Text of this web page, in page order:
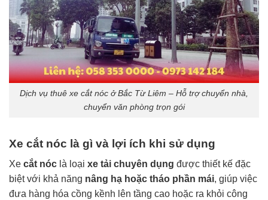
Dịch vụ thuê xe cắt nóc ở Bắc Từ Liêm – Hỗ trợ chuyển nhà,
chuyển văn phòng trọn gói
Xe cắt nóc là gì và lợi ích khi sử dụng
Xe cắt nóc là loại xe tải chuyên dụng được thiết kế đặc
biệt với khả năng nâng hạ hoặc tháo phần mái, giúp việc
đưa hàng hóa cồng kềnh lên tầng cao hoặc ra khỏi công